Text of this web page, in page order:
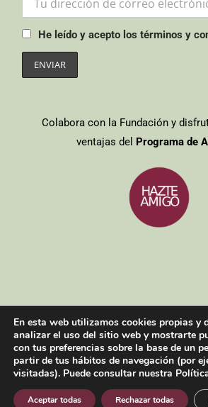
He leído y acepto los términos y
Colabora con la Fundación y
ventajas del Programa de
de privacidad
Copyright 2021| Todos los
Facebook
Twitter
En esta web utilizamos cookies propias y
analizar el uso del sitio web y mostrarte
con tus preferencias sobre la base de un
partir de tus hábitos de navegación (por
visitadas). Puede consultar nuestra
Aceptar todas Rechazar todas